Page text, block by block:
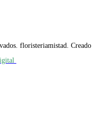
floristeriamistad. Creado